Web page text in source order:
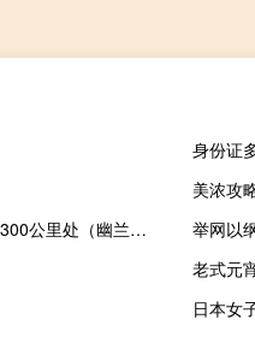
身份证
美浓攻
2023-10-01 07:45： G6001南昌绕城高速乐温段41+300公里处（幽兰收费站附近，往机场方向）因交通管制，现场双车道缓慢通行。yff ​​​
举网以
老式元
日本女